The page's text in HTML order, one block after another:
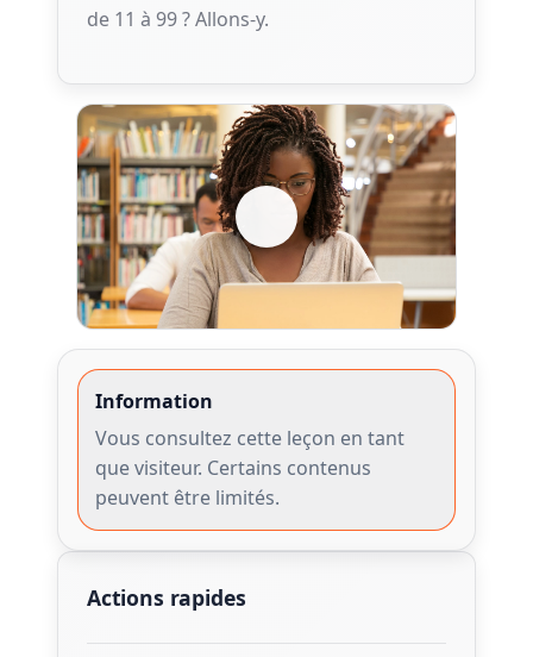
de 11 à 99 ? Allons-y.
Information
Vous consultez cette leçon en tant
que visiteur. Certains contenus
peuvent être limités.
Actions rapides